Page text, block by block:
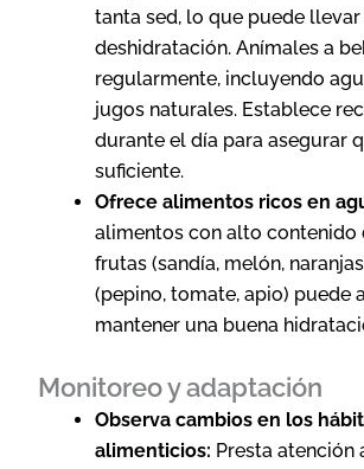
tanta sed, lo que puede llevar
deshidratación. Anímales a
regularmente, incluyendo
jugos naturales. Establece
durante el día para asegurar
suficiente.
Ofrece alimentos ricos en
alimentos con alto contenido
frutas (sandía, melón,
(pepino, tomate, apio) puede
mantener una buena
Monitoreo y adaptación
Observa cambios en los
alimenticios: Presta atención